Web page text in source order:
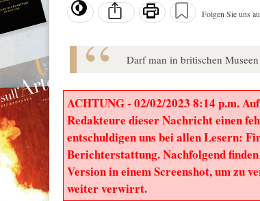
Folgen Sie uns
Darf man in britischen
ACHTUNG - 02/02/2023 8:14 p.m.
Redakteure dieser Nachricht einen
entschuldigen uns bei allen Lesern:
Berichterstattung. Nachfolgend
Version in einem Screenshot, um zu
weiter verwirrt.